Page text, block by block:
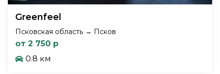
Greenfeel
Псковская область → Псков
от 2 750 р
0.8 км